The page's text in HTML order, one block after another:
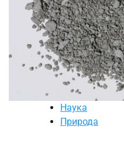
Наука
Природа